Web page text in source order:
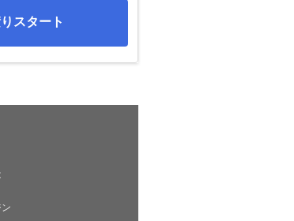
スタート